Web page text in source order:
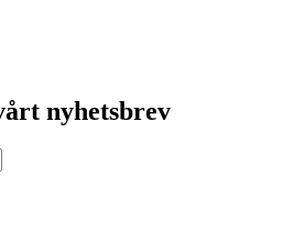
nyhetsbrev